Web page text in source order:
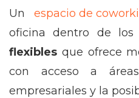
Un espacio de
oficina dentro de los
flexibles que ofrece
con acceso a
empresariales y la